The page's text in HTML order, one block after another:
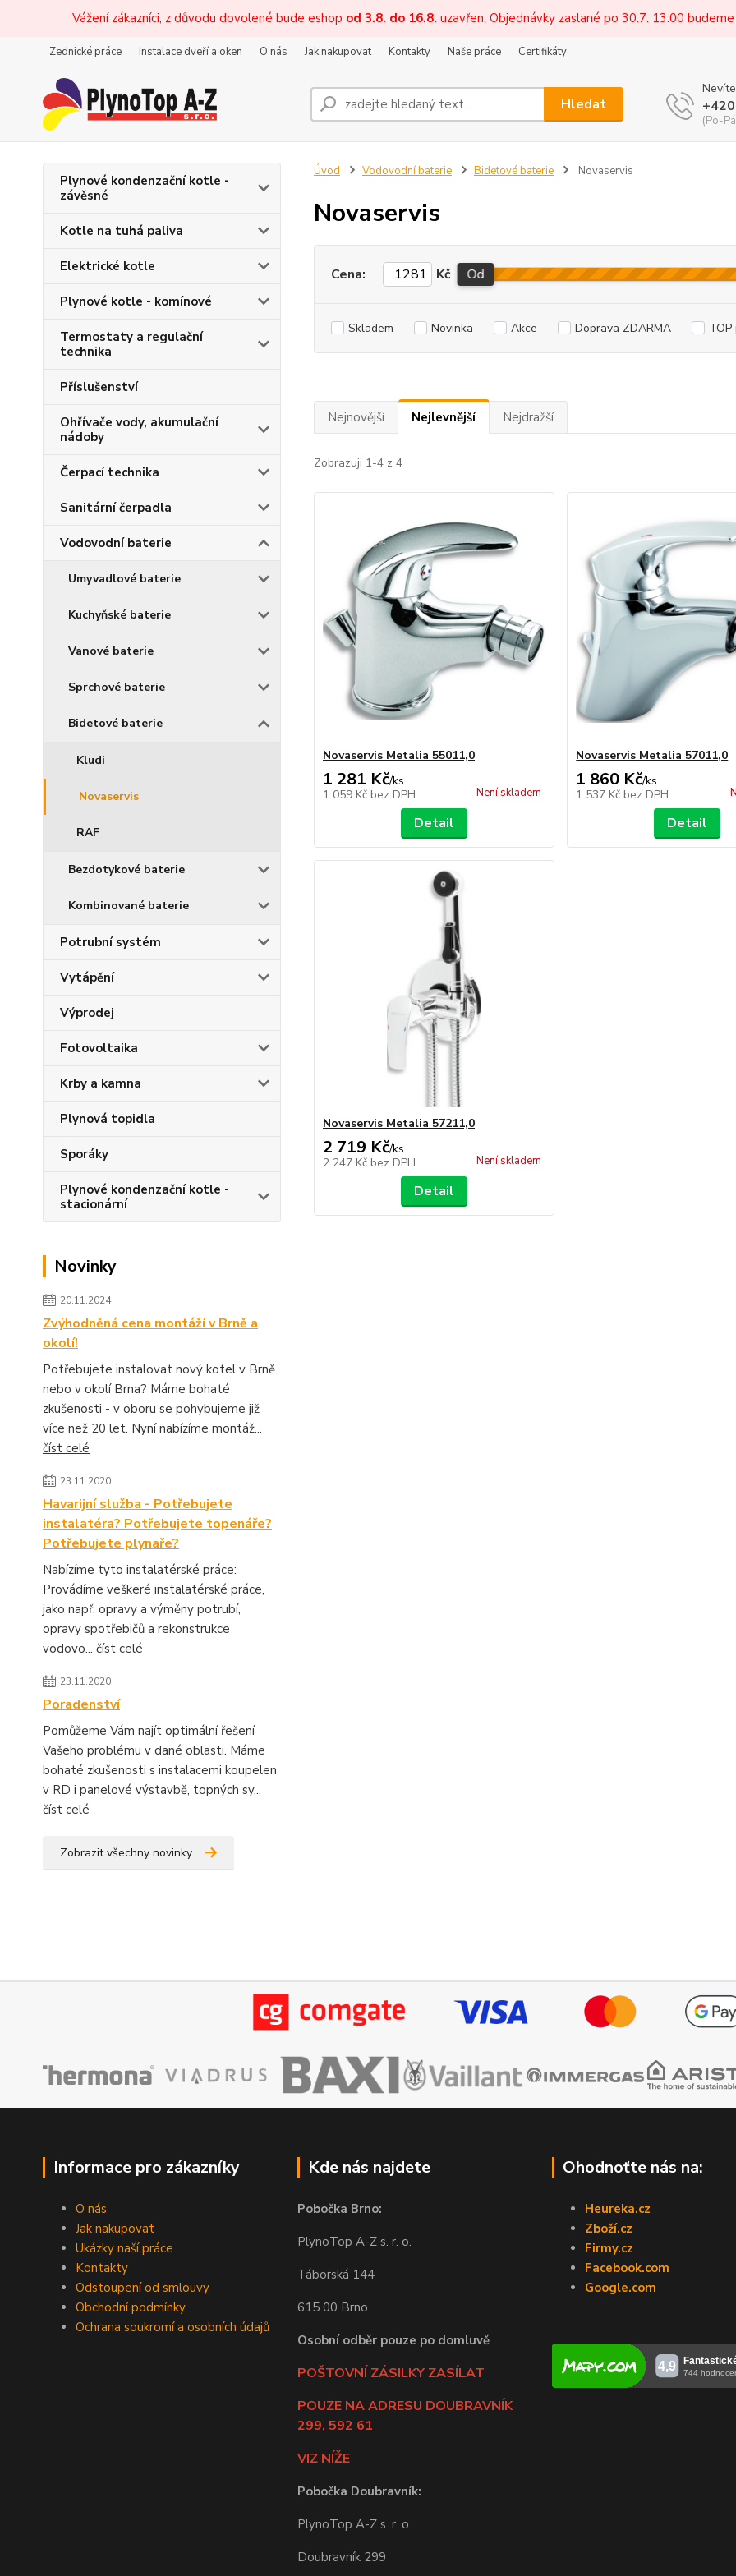
Vážení zákazníci, z důvodu dovolené bude eshop od 3.8. do 16.8. uzavřen. Objednávky zaslané po 30.7. 13:00
Zednické práce Instalace dveří a oken O nás Jak nakupovat Kontakty Naše práce Certifikáty
Hledat
(Po-
Plynové kondenzační kotle -
závěsné
Kotle na tuhá paliva
Elektrické kotle
Plynové kotle - komínové
Termostaty a regulační
technika
Příslušenství
Ohřívače vody, akumulační
nádoby
Čerpací technika
Sanitární čerpadla
Vodovodní baterie
Umyvadlové baterie
Kuchyňské baterie
Vanové baterie
Sprchové baterie
Bidetové baterie
Kludi
Novaservis
RAF
Bezdotykové baterie
Kombinované baterie
Potrubní systém
Vytápění
Výprodej
Fotovoltaika
Krby a kamna
Plynová topidla
Sporáky
Plynové kondenzační kotle -
stacionární
Novinky
20.11.2024
Zvýhodněná cena montáží v Brně a
okolí!
Potřebujete instalovat nový kotel v Brně
nebo v okolí Brna? Máme bohaté
zkušenosti - v oboru se pohybujeme již
více než 20 let. Nyní nabízíme montáž...
číst celé
23.11.2020
Havarijní služba - Potřebujete
instalatéra? Potřebujete topenáře?
Potřebujete plynaře?
Nabízíme tyto instalatérské práce:
Provádíme veškeré instalatérské práce,
jako např. opravy a výměny potrubí,
opravy spotřebičů a rekonstrukce
vodovo... číst celé
23.11.2020
Poradenství
Pomůžeme Vám najít optimální řešení
Vašeho problému v dané oblasti. Máme
bohaté zkušenosti s instalacemi koupelen
v RD i panelové výstavbě, topných sy...
číst celé
Zobrazit všechny novinky
Úvod Vodovodní baterie Bidetové baterie Novaservis
Novaservis
Cena: Kč Od
Skladem Novinka Akce Doprava ZDARMA
Nejnovější Nejlevnější Nejdražší
Zobrazuji 1-4 z 4
Novaservis Metalia 55011,0
1 281 Kč/ks
1 059 Kč bez DPH Není skladem
Detail
Novaservis Metalia 57011,0
1 860 Kč/ks
1 537 Kč bez DPH
Detail
Novaservis Metalia 57211,0
2 719 Kč/ks
2 247 Kč bez DPH Není skladem
Detail
Informace pro zákazníky
O nás
Jak nakupovat
Ukázky naší práce
Kontakty
Odstoupení od smlouvy
Obchodní podmínky
Ochrana soukromí a osobních údajů
Kde nás najdete
Pobočka Brno:
PlynoTop A-Z s. r. o.
Táborská 144
615 00 Brno
Osobní odběr pouze po domluvě
POŠTOVNÍ ZÁSILKY ZASÍLAT
POUZE NA ADRESU DOUBRAVNÍK
299, 592 61
VIZ NÍŽE
Pobočka Doubravník:
PlynoTop A-Z s .r. o.
Doubravník 299
Ohodnoťte nás na:
Heureka.cz
Zboží.cz
Firmy.cz
Facebook.com
Google.com